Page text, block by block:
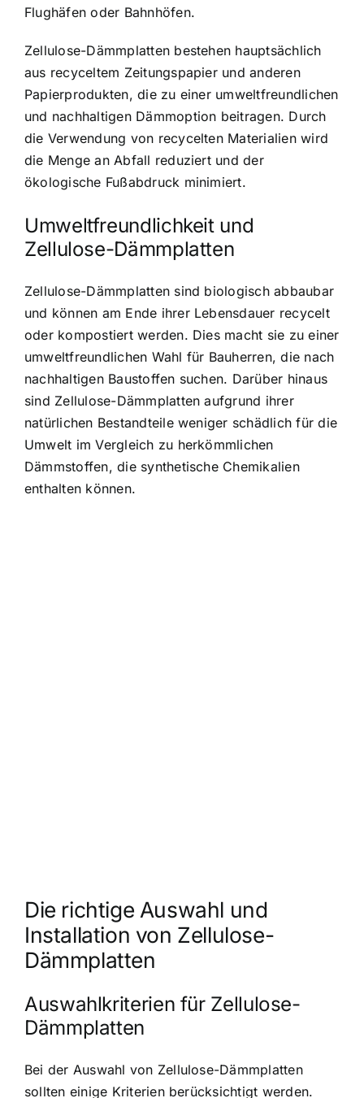
Flughäfen oder Bahnhöfen.
Zellulose-Dämmplatten bestehen hauptsächlich
aus recyceltem Zeitungspapier und anderen
Papierprodukten, die zu einer umweltfreundlichen
und nachhaltigen Dämmoption beitragen. Durch
die Verwendung von recycelten Materialien wird
die Menge an Abfall reduziert und der
ökologische Fußabdruck minimiert.
Umweltfreundlichkeit und
Zellulose-Dämmplatten
Zellulose-Dämmplatten sind biologisch abbaubar
und können am Ende ihrer Lebensdauer recycelt
oder kompostiert werden. Dies macht sie zu einer
umweltfreundlichen Wahl für Bauherren, die nach
nachhaltigen Baustoffen suchen. Darüber hinaus
sind Zellulose-Dämmplatten aufgrund ihrer
natürlichen Bestandteile weniger schädlich für die
Umwelt im Vergleich zu herkömmlichen
Dämmstoffen, die synthetische Chemikalien
enthalten können.
Die richtige Auswahl und
Installation von Zellulose-
Dämmplatten
Auswahlkriterien für Zellulose-
Dämmplatten
Bei der Auswahl von Zellulose-Dämmplatten
sollten einige Kriterien berücksichtigt werden.